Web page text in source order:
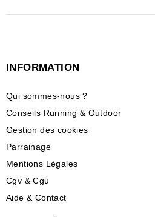
INFORMATION
Qui sommes-nous ?
Conseils Running & Outdoor
Gestion des cookies
Parrainage
Mentions Légales
Cgv & Cgu
Aide & Contact